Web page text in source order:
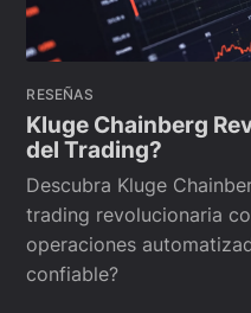
RESEÑAS
Kluge Chainberg
del Trading?
Descubra Kluge
trading revolucionaria
operaciones
confiable?